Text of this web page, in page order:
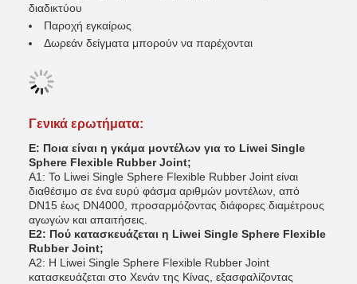
διαδικτύου
Παροχή εγκαίρως
Δωρεάν δείγματα μπορούν να παρέχονται
Γενικά ερωτήματα:
Ε: Ποια είναι η γκάμα μοντέλων για το Liwei Single
Sphere Flexible Rubber Joint;
Α1: Το Liwei Single Sphere Flexible Rubber Joint είναι
διαθέσιμο σε ένα ευρύ φάσμα αριθμών μοντέλων, από
DN15 έως DN4000, προσαρμόζοντας διάφορες διαμέτρους
αγωγών και απαιτήσεις.
Ε2: Πού κατασκευάζεται η Liwei Single Sphere Flexible
Rubber Joint;
Α2: Η Liwei Single Sphere Flexible Rubber Joint
κατασκευάζεται στο Χενάν της Κίνας, εξασφαλίζοντας